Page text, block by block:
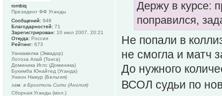
Держу в курсе:
поправился,
Не попали в
не смогла и матч
До нужного
ВСОЛ судьи по
rombiq
Президент ФФ Уганды
Сообщений: 948
Благодарностей: 71
Зарегистрирован: 10 июл 2007, 20:21
Откуда: Россия
Рейтинг: 673
Уанкавилка (Эквадор)
Лотоха Апай (Тонга)
Доминика Иглс (Доминика)
Бухимба Юнайтед (Уганда)
Унион Намур (Бельгия)
зам. в Бристоль Сити (Англия)
Сборная Уганды (мол.)